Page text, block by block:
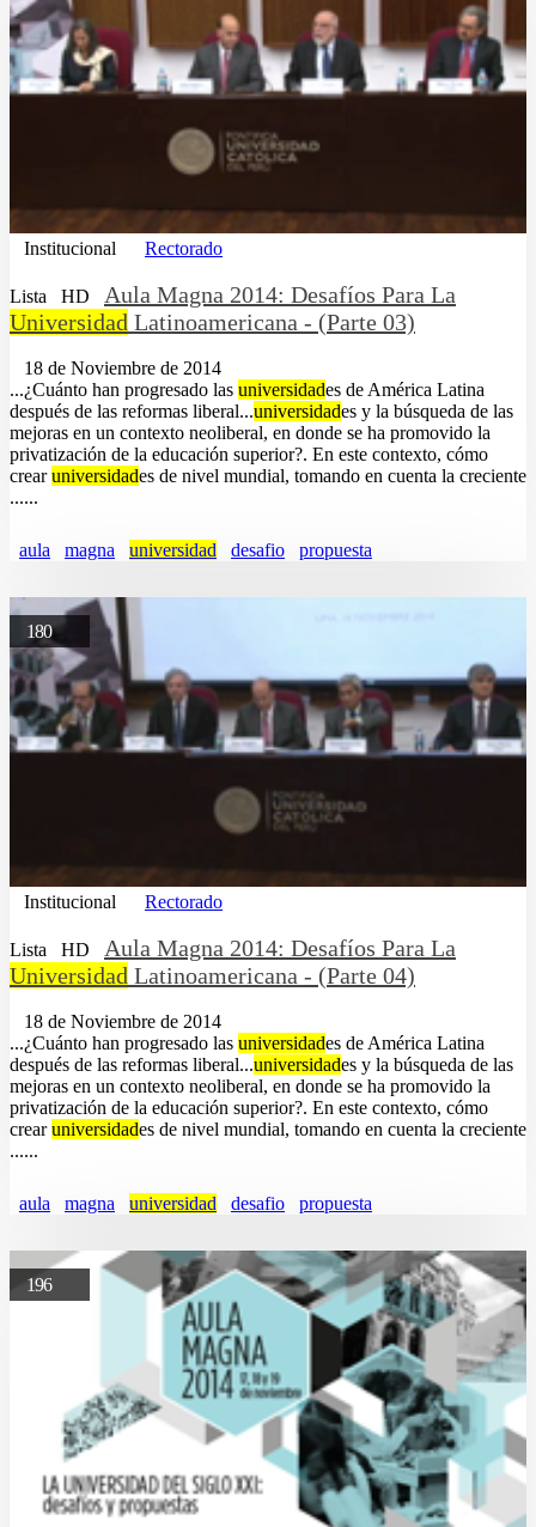
Institucional Rectorado
Lista HD
Aula Magna 2014: Desafíos Para La
Universidad Latinoamericana - (Parte 03)
18 de Noviembre de 2014
...¿Cuánto han progresado las universidades de América Latina
después de las reformas liberal...universidades y la búsqueda de las
mejoras en un contexto neoliberal, en donde se ha promovido la
privatización de la educación superior?. En este contexto, cómo
crearuniversidades de nivel mundial, tomando en cuenta la creciente
......
aula magna universidad desafio propuesta
180
Institucional Rectorado
Lista HD
Aula Magna 2014: Desafíos Para La
Universidad Latinoamericana - (Parte 04)
18 de Noviembre de 2014
...¿Cuánto han progresado las universidades de América Latina
después de las reformas liberal...universidades y la búsqueda de las
mejoras en un contexto neoliberal, en donde se ha promovido la
privatización de la educación superior?. En este contexto, cómo
crearuniversidades de nivel mundial, tomando en cuenta la creciente
......
aula magna universidad desafio propuesta
196